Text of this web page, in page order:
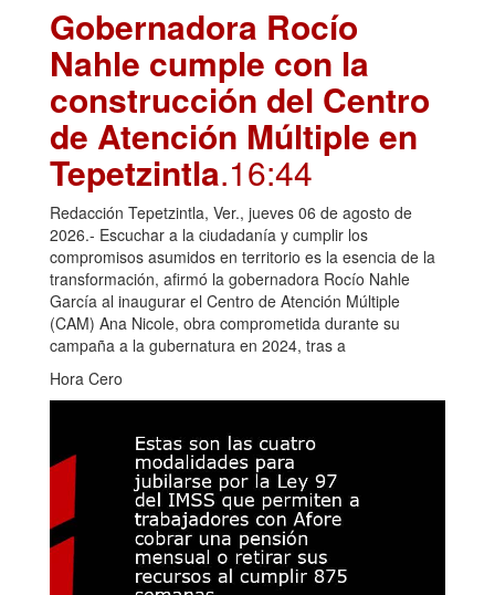
Gobernadora Rocío
Nahle cumple con la
construcción del Centro
de Atención Múltiple en
Tepetzintla.16:44
Redacción Tepetzintla, Ver., jueves 06 de agosto de
2026.- Escuchar a la ciudadanía y cumplir los
compromisos asumidos en territorio es la esencia de la
transformación, afirmó la gobernadora Rocío Nahle
García al inaugurar el Centro de Atención Múltiple
(CAM) Ana Nicole, obra comprometida durante su
campaña a la gubernatura en 2024, tras a
Hora Cero